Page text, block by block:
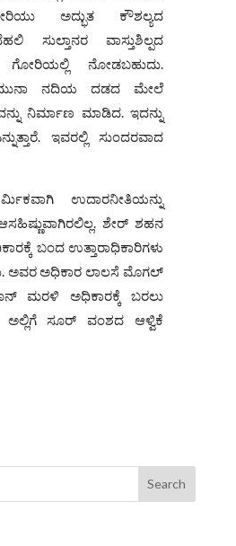
ಅದ್ಭುತ ಕೌಶಲ್ಯದ
ಸುಲ್ತಾನರ ವಾಸ್ತುಶಿಲ್ಪದ
ಗೋರಿಯಲ್ಲಿ ನೋಡಬಹುದು.
ನದಿಯ ದಡದ ಮೇಲೆ
ನಿರ್ಮಾಣ ಮಾಡಿದ. ಇದನ್ನು
ಇವರಲ್ಲಿ ಸುಂದರವಾದ
ಉದಾರನೀತಿಯನ್ನು
ಶೇರ್ ಶಹನ
ಬಂದ ಉತ್ತಾರಾಧಿಕಾರಿಗಳು
ಅವರ ಅಧಿಕಾರ ಲಾಲಸೆ ಮೊಗಲ್
ಮರಳಿ ಅಧಿಕಾರಕ್ಕೆ ಬರಲು
ಅಲ್ಲಿಗೆ ಸೂರ್ ವಂಶದ ಆಳ್ವಿಕೆ
Search